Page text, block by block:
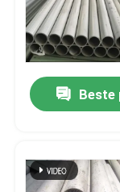
Beste